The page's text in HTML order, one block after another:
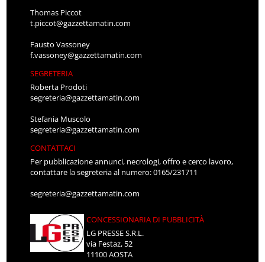
Thomas Piccot
t.piccot@gazzettamatin.com
Fausto Vassoney
f.vassoney@gazzettamatin.com
SEGRETERIA
Roberta Prodoti
segreteria@gazzettamatin.com
Stefania Muscolo
segreteria@gazzettamatin.com
CONTATTACI
Per pubblicazione annunci, necrologi, offro e cerco lavoro,
contattare la segreteria al numero: 0165/231711
segreteria@gazzettamatin.com
CONCESSIONARIA DI PUBBLICITÀ
LG PRESSE S.R.L.
via Festaz, 52
11100 AOSTA